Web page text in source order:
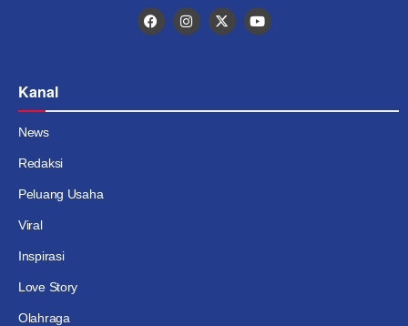
Kanal
News
Redaksi
Peluang Usaha
Viral
Inspirasi
Love Story
Olahraga